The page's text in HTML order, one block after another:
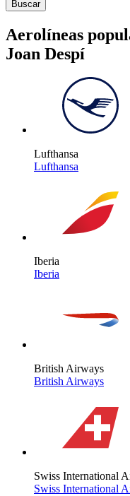
Buscar
Aerolíneas
Joan Despí
Lufthansa
Lufthansa
Iberia
Iberia
British Airways
British Airways
Swiss International
Swiss International